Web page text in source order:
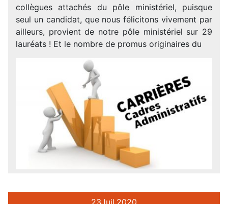
collègues attachés du pôle ministériel, puisque
seul un candidat, que nous félicitons vivement par
ailleurs, provient de notre pôle ministériel sur 29
lauréats ! Et le nombre de promus originaires du
23Juil. 2020